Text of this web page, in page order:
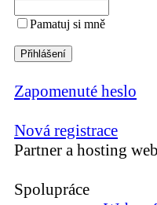
Pamatuj si mně
Zapomenuté heslo
Nová registrace
Partner a hosting
Spolupráce